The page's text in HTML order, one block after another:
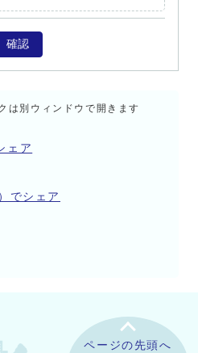
確認
は別ウィンドウで開きます
ェア
でシェア
ページの先頭へ